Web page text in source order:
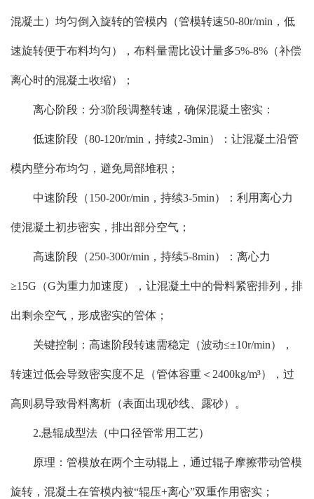
混凝土）均匀倒入旋转的管模内（管模转速50-80r/min，低
速旋转便于布料均匀），布料量需比设计量多5%-8%（补偿
离心时的混凝土收缩）；
离心阶段：分3阶段调整转速，确保混凝土密实：
低速阶段（80-120r/min，持续2-3min）：让混凝土沿管
模内壁分布均匀，避免局部堆积；
中速阶段（150-200r/min，持续3-5min）：利用离心力
使混凝土初步密实，排出部分空气；
高速阶段（250-300r/min，持续5-8min）：离心力
≥15G（G为重力加速度），让混凝土中的骨料紧密排列，排
出剩余空气，形成密实的管体；
关键控制：高速阶段转速需稳定（波动≤±10r/min），
转速过低会导致密实度不足（管体容重＜2400kg/m³），过
高则易导致骨料离析（表面出现砂线、露砂）。
2.悬辊成型法（中口径管常用工艺）
原理：管模放在两个主动辊上，通过辊子摩擦带动管模
旋转，混凝土在管模内被“辊压+离心”双重作用密实；